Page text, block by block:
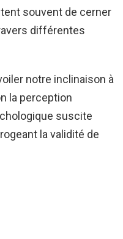
souvent de cerner
différentes
notre inclinaison à
la perception
suscite
la validité de